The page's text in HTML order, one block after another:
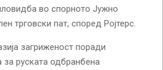
во спорното Јужно
трговски пат, според Ројтерс.
загриженост поради
руската одбранбена